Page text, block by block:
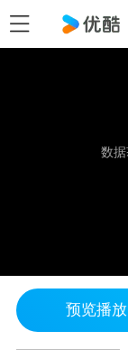
数
预览播